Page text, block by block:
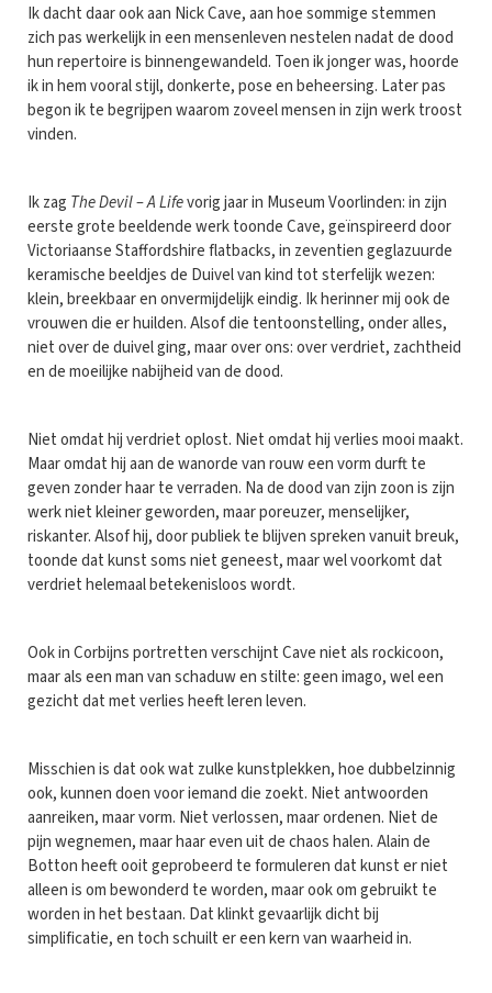
Ik dacht daar ook aan Nick Cave, aan hoe sommige stemmen
zich pas werkelijk in een mensenleven nestelen nadat de dood
hun repertoire is binnengewandeld. Toen ik jonger was, hoorde
ik in hem vooral stijl, donkerte, pose en beheersing. Later pas
begon ik te begrijpen waarom zoveel mensen in zijn werk troost
vinden.
Ik zag The Devil – A Lifevorig jaar in Museum Voorlinden: in zijn
eerste grote beeldende werk toonde Cave, geïnspireerd door
Victoriaanse Staffordshire flatbacks, in zeventien geglazuurde
keramische beeldjes de Duivel van kind tot sterfelijk wezen:
klein, breekbaar en onvermijdelijk eindig. Ik herinner mij ook de
vrouwen die er huilden. Alsof die tentoonstelling, onder alles,
niet over de duivel ging, maar over ons: over verdriet, zachtheid
en de moeilijke nabijheid van de dood.
Niet omdat hij verdriet oplost. Niet omdat hij verlies mooi maakt.
Maar omdat hij aan de wanorde van rouw een vorm durft te
geven zonder haar te verraden. Na de dood van zijn zoon is zijn
werk niet kleiner geworden, maar poreuzer, menselijker,
riskanter. Alsof hij, door publiek te blijven spreken vanuit breuk,
toonde dat kunst soms niet geneest, maar wel voorkomt dat
verdriet helemaal betekenisloos wordt.
Ook in Corbijns portretten verschijnt Cave niet als rockicoon,
maar als een man van schaduw en stilte: geen imago, wel een
gezicht dat met verlies heeft leren leven.
Misschien is dat ook wat zulke kunstplekken, hoe dubbelzinnig
ook, kunnen doen voor iemand die zoekt. Niet antwoorden
aanreiken, maar vorm. Niet verlossen, maar ordenen. Niet de
pijn wegnemen, maar haar even uit de chaos halen. Alain de
Botton heeft ooit geprobeerd te formuleren dat kunst er niet
alleen is om bewonderd te worden, maar ook om gebruikt te
worden in het bestaan. Dat klinkt gevaarlijk dicht bij
simplificatie, en toch schuilt er een kern van waarheid in.